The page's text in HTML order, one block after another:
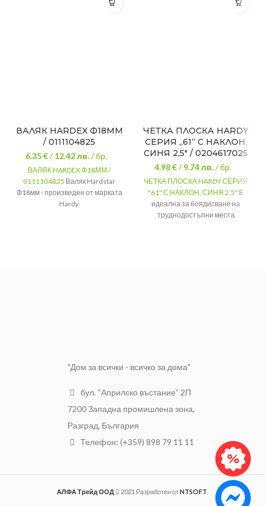
ВАЛЯК HARDEX Ф18ММ
/ 0111104825
6.35 €/12.42лв./ бр.
ВАЛЯК HARDEX Ф18ММ /
0111104825 Валяк Hardstar
Ф18мм - произведен от марката
Hardy.
ЧЕТКА ПЛОСКА HARDY
СЕРИЯ „61“ С НАКЛОН,
СИНЯ 2,5″ / 0204617025
4.98 €/9.74лв./ бр.
ЧЕТКА ПЛОСКА HARDY СЕРИЯ
"61" С НАКЛОН, СИНЯ 2,5" Е
идеална за боядисване на
труднодостъпни места
"Дом за всички - всичко за дома"
бул. “Априлско въстание” 2П
7200 Западна промишлена зона,
Разград, България
Телефон: (+359) 898 79 11 11
АЛФА Трейд ООД 2021 Разработен отNTSOFT